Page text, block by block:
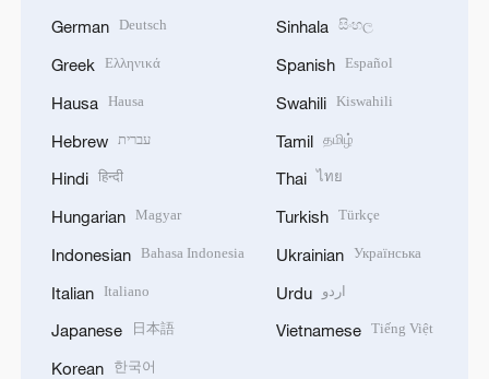
German Deutsch
Greek Ελληνικά
Hausa Hausa
Hebrew עברית
Hindi हिन्दी
Hungarian Magyar
Indonesian Bahasa Indonesia
Italian Italiano
Japanese 日本語
Korean 한국어
Sinhala සිංහල
Spanish Español
Swahili Kiswahili
Tamil தமிழ்
Thai ไทย
Turkish Türkçe
Ukrainian Українська
Urdu اردو
Vietnamese Tiếng Việt